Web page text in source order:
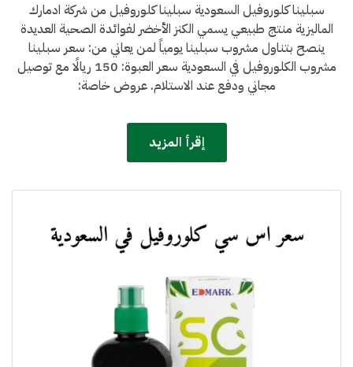
سبلينا
مشروب
الكلوروفيل
في
السعودية
سبلينا كلوروفيل السعودية سبلينا كلوروفيل من شركة ادمارك
الماليزية منتج طبيعي يسمي الكنز الأخضر لفوائدة الصحية العديدة
ينصح بتناول مشروب سبلينا يومياً لمن يعاني من: سعر سبلينا
مشروب الكلوروفيل في السعودية سعر العبوة: 150 ريالًا مع توصيل
مجاني ودفع عند الاستلام. عروض خاصة:
إقرأ المزيد